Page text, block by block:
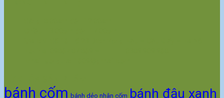
bánh cốm bánh dẻo nhân cốm bánh đậu xanh